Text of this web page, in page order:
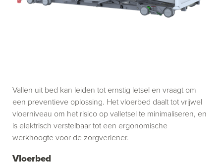
Vloerbed
Vallen uit bed kan leiden tot ernstig letsel en vraagt om
een preventieve oplossing. Het vloerbed daalt tot vrijwel
vloerniveau om het risico op valletsel te minimaliseren, en
is elektrisch verstelbaar tot een ergonomische
werkhoogte voor de zorgverlener.